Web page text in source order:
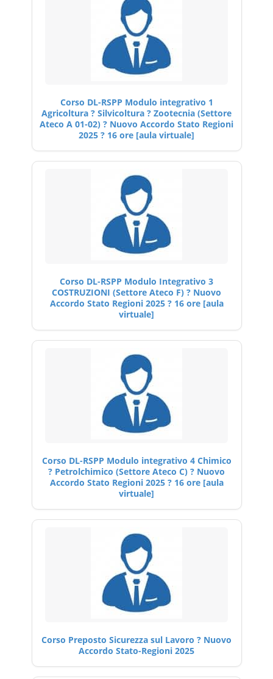
Corso DL-RSPP Modulo integrativo 1
Agricoltura ? Silvicoltura ? Zootecnia (Settore
Ateco A 01-02) ? Nuovo Accordo Stato Regioni
2025 ? 16 ore [aula virtuale]
Corso DL-RSPP Modulo Integrativo 3
COSTRUZIONI (Settore Ateco F) ? Nuovo
Accordo Stato Regioni 2025 ? 16 ore [aula
virtuale]
Corso DL-RSPP Modulo integrativo 4 Chimico
? Petrolchimico (Settore Ateco C) ? Nuovo
Accordo Stato Regioni 2025 ? 16 ore [aula
virtuale]
Corso Preposto Sicurezza sul Lavoro ? Nuovo
Accordo Stato-Regioni 2025